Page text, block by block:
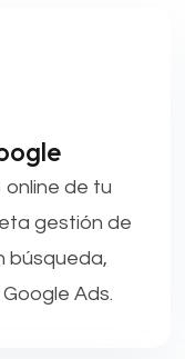
online de tu
gestión de
búsqueda,
Ads.